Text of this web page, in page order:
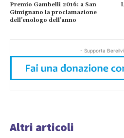
Premio Gambelli 2016: a San
Gimignano la proclamazione
dell’enologo dell’anno
- Supporta
Altri articoli